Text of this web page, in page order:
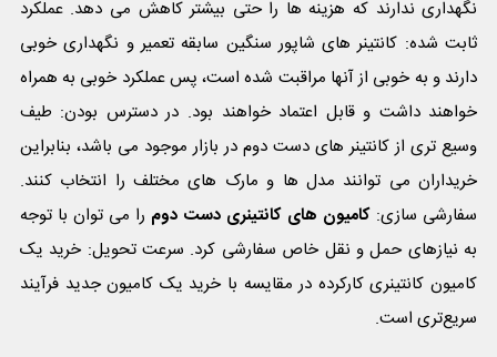
نگهداری ندارند که هزینه ها را حتی بیشتر کاهش می دهد. عملکرد
ثابت شده: کانتینر های شاپور سنگین سابقه تعمیر و نگهداری خوبی
دارند و به خوبی از آنها مراقبت شده است، پس عملکرد خوبی به همراه
خواهند داشت و قابل اعتماد خواهند بود. در دسترس بودن: طیف
وسیع تری از کانتینر های دست دوم در بازار موجود می باشد، بنابراین
خریداران می توانند مدل ها و مارک های مختلف را انتخاب کنند.
سفارشی سازی:کامیون های کانتینری دست دوم را می توان با توجه
به نیازهای حمل و نقل خاص سفارشی کرد. سرعت تحویل: خرید یک
کامیون کانتینری کارکرده در مقایسه با خرید یک کامیون جدید فرآیند
سریع‌تری است.